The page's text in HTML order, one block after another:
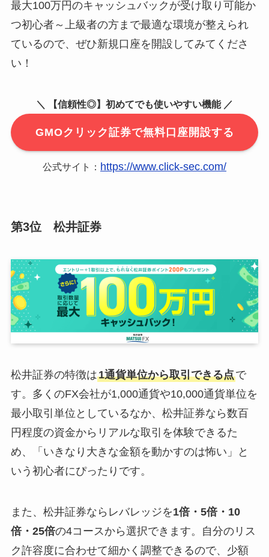
最大100万円のキャッシュバックが受け取り可能か
つ初心者～上級者の方まで最適な環境が整えられ
ているので、ぜひ新規口座を開設してみてくださ
い！
＼ 【信頼性◎】初めてでも使いやすい機能 ／
GMOクリック証券で無料口座開設する
公式サイト： https://www.click-sec.com/
第3位 松井証券
松井証券の特徴は1通貨単位から取引できる点で
す。多くのFX会社が1,000通貨や10,000通貨単位を
最小取引単位としているなか、松井証券なら数百
円程度の資金からリアルな取引を体験できるた
め、「いきなり大きな金額を動かすのは怖い」と
いう初心者にぴったりです。
また、松井証券ならレバレッジを1倍・5倍・10
倍・25倍の4コースから選択できます。自分のリス
ク許容度に合わせて細かく調整できるので、少額